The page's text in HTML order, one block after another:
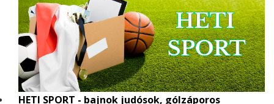
HETI SPORT - bajnok judósok, gólzáporos